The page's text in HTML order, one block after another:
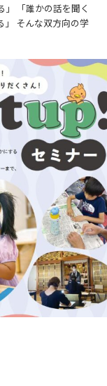
」 「誰かの話を聞く
」 そんな双方向の学